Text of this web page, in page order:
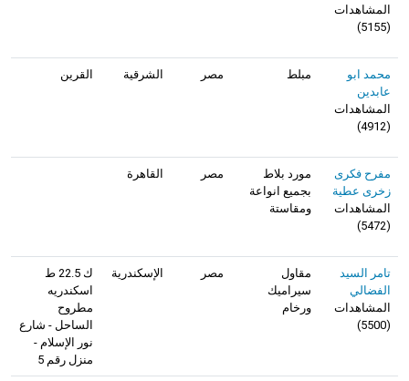
المشاهدات
(
5155
)
محمد ابو
عابدين
المشاهدات
(
4912
)
مبلط مصر الشرقية القرين
مفرح فكرى
زخرى عطية
المشاهدات
(
5472
)
مورد بلاط
بجميع انواعة
ومقاستة
مصر القاهرة
تامر السيد
الفضالي
المشاهدات
(
5500
)
مقاول
سيراميك
ورخام
مصر الإسكندرية
ك 22.5 ط
اسكندريه
مطروح
الساحل - شارع
نور الإسلام -
منزل رقم 5